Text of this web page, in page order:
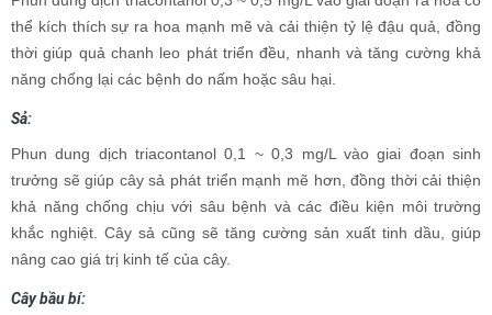
thể kích thích sự ra hoa mạnh mẽ và cải thiện tỷ lệ đậu quả, đồng
thời giúp quả chanh leo phát triển đều, nhanh và tăng cường khả
năng chống lại các bệnh do nấm hoặc sâu hại.
Sả:
Phun dung dịch triacontanol 0,1 ~ 0,3 mg/L vào giai đoạn sinh
trưởng sẽ giúp cây sả phát triển mạnh mẽ hơn, đồng thời cải thiện
khả năng chống chịu với sâu bệnh và các điều kiện môi trường
khắc nghiệt. Cây sả cũng sẽ tăng cường sản xuất tinh dầu, giúp
nâng cao giá trị kinh tế của cây.
Cây bầu bí: